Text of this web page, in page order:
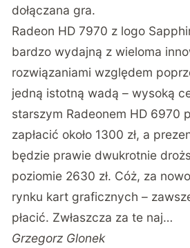
dołączana gra.
Radeon HD 7970 z logo
bardzo wydajną z wieloma
rozwiązaniami względem
jedną istotną wadą – wysoką
starszym Radeonem HD 6970
zapłacić około 1300 zł, a
będzie prawie dwukrotnie
poziomie 2630 zł. Cóż, za
rynku kart graficznych –
płacić. Zwłaszcza za te naj…
Grzegorz Glonek